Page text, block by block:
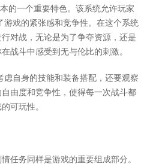
的一个重要特色。该系统允许玩家
游戏的紧张感和竞争性。在这个系统
对战，无论是为了争夺资源，还是
战斗中感受到无与伦比的刺激。
虑自身的技能和装备搭配，还要观察
由度和竞争性，使得每一次战斗都
可玩性。
任务同样是游戏的重要组成部分。